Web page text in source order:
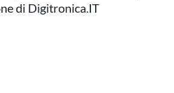
di Digitronica.IT